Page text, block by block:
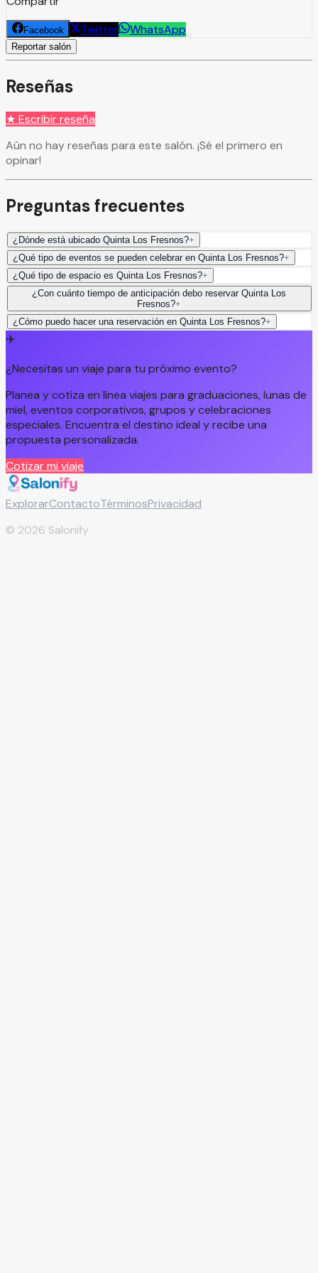
Facebook Twitter WhatsApp
Reportar salón
Reseñas
★ Escribir reseña
Aún no hay reseñas para este salón. ¡Sé el primero en
opinar!
Preguntas frecuentes
¿Dónde está ubicado Quinta Los Fresnos?+
¿Qué tipo de eventos se pueden celebrar en Quinta Los Fresnos?+
¿Qué tipo de espacio es Quinta Los Fresnos?+
¿Con cuánto tiempo de anticipación debo reservar Quinta Los
Fresnos?+
¿Cómo puedo hacer una reservación en Quinta Los Fresnos?+
✈️
¿Necesitas un viaje para tu próximo evento?
Planea y cotiza en línea viajes para graduaciones, lunas de
miel, eventos corporativos, grupos y celebraciones
especiales. Encuentra el destino ideal y recibe una
propuesta personalizada.
Cotizar mi viaje
ExplorarContactoTérminosPrivacidad
© 2026 Salonify